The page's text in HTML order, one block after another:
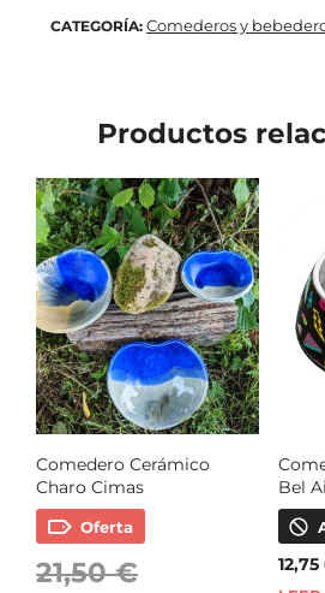
CATEGORÍA: Comederos y
Productos
Comedero Cerámico
Charo Cimas
Oferta
21,50€
Bel
12,75